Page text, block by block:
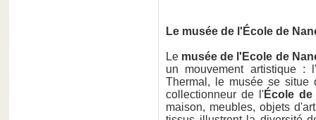
Le musée de l'École de
Le musée de l'Ecole de
un mouvement artistique
Thermal, le musée se situe
collectionneur de l'École de
maison, meubles, objets